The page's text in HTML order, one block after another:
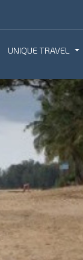
UNIQUE TRAVEL
BESTIL